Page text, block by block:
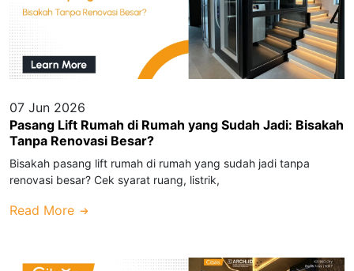
07 Jun 2026
Pasang Lift Rumah di Rumah yang Sudah Jadi: Bisakah
Tanpa Renovasi Besar?
Bisakah pasang lift rumah di rumah yang sudah jadi tanpa
renovasi besar? Cek syarat ruang, listrik,
Read More